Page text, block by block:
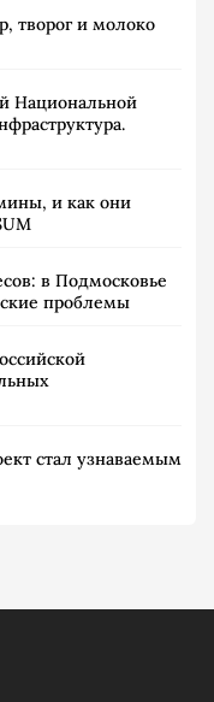
творог и молоко
Национальной
и как они
в Подмосковье
проблемы
стал узнаваемым